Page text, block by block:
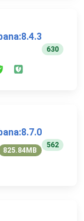
630
825.84MB
562